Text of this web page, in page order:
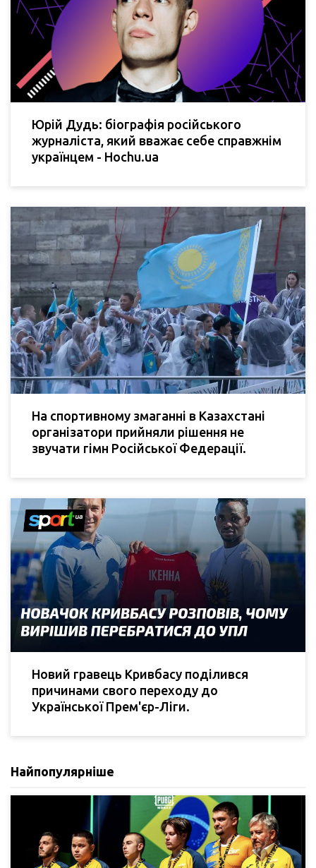
Юрій Дудь: біографія російського
журналіста, який вважає себе справжнім
українцем - Hochu.ua
На спортивному змаганні в Казахстані
організатори прийняли рішення не
звучати гімн Російської Федерації.
Новий гравець Кривбасу поділився
причинами свого переходу до
Української Прем'єр-Ліги.
Найпопулярніше